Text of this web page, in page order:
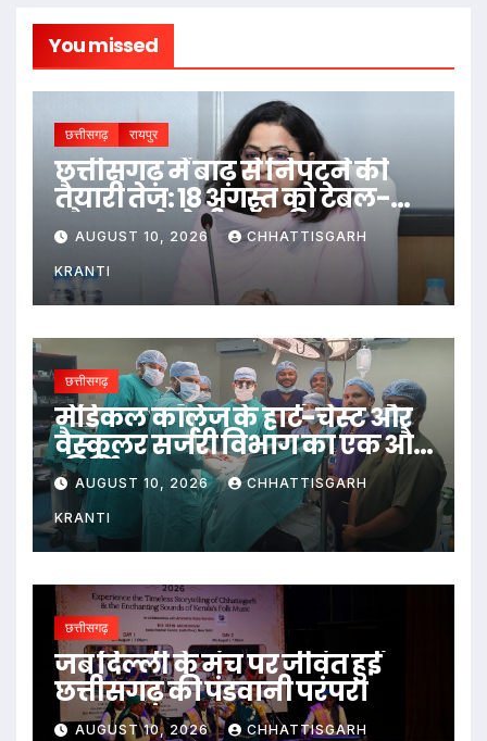
You missed
छत्तीसगढ़ रायपुर
छत्तीसगढ़ में बाढ़ से निपटने की
तैयारी तेज: 18 अगस्त को टेबल-टॉप
और 20 को होगी मॉक ड्रिल
AUGUST 10, 2026 CHHATTISGARH
KRANTI
छत्तीसगढ़
​मेडिकल कॉलेज के हार्ट-चेस्ट और
वैस्कुलर सर्जरी विभाग का एक और
कीर्तिमान
AUGUST 10, 2026 CHHATTISGARH
KRANTI
छत्तीसगढ़
जब दिल्ली के मंच पर जीवंत हुई
छत्तीसगढ़ की पंडवानी परंपरा
AUGUST 10, 2026 CHHATTISGARH